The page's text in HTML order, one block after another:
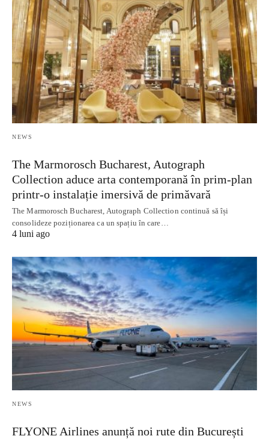
NEWS
The Marmorosch Bucharest, Autograph
Collection aduce arta contemporană în prim-plan
printr-o instalație imersivă de primăvară
The Marmorosch Bucharest, Autograph Collection continuă să își
consolideze poziționarea ca un spațiu în care…
4 luni ago
NEWS
FLYONE Airlines anunță noi rute din București